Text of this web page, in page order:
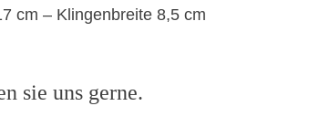
cm – Klingenbreite 8,5 cm
sie uns gerne.